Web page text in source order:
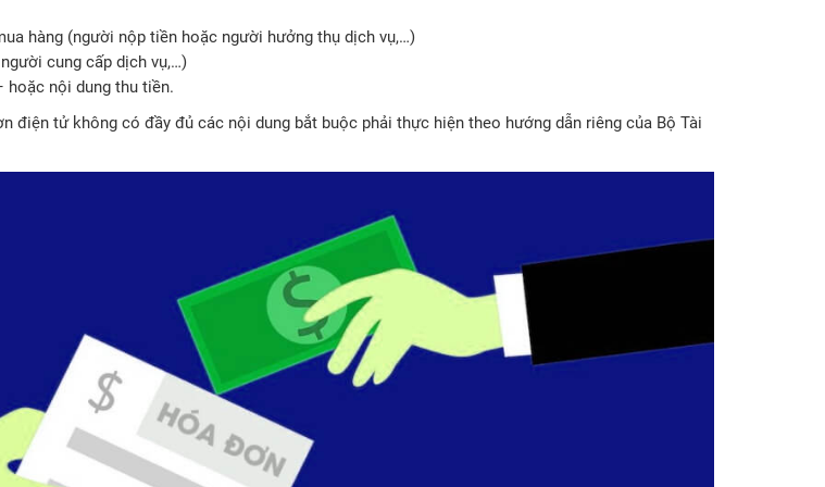
hàng (người nộp tiền hoặc người hưởng thụ dịch vụ,…)
cung cấp dịch vụ,…)
hoặc nội dung thu tiền.
điện tử không có đầy đủ các nội dung bắt buộc phải thực hiện theo hướng dẫn riêng của Bộ Tài